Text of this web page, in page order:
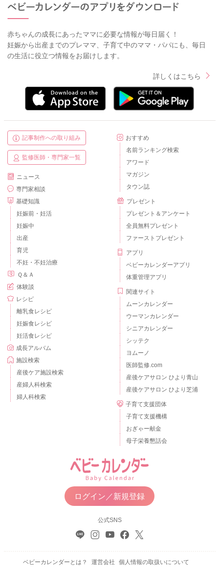
赤ちゃんの成長にあったママに必要な情報が毎日届く！
妊娠から出産までのプレママ、子育て中のママ・パパにも、毎日
の生活に役立つ情報をお届けします。
詳しくはこちら
記事制作への取り組み
監修医師・専門家一覧
ニュース
専門家相談
基礎知識
妊娠前・妊活
妊娠中
出産
育児
不妊・不妊治療
Ｑ＆Ａ
体験談
レシピ
離乳食レシピ
妊娠食レシピ
妊活食レシピ
成長アルバム
施設検索
産後ケア施設検索
産婦人科検索
婦人科検索
おすすめ
名前ランキング検索
アワード
マガジン
タウン誌
プレゼント
プレゼント＆アンケート
全員無料プレゼント
ファーストプレゼント
アプリ
ベビーカレンダーアプリ
体重管理アプリ
関連サイト
ムーンカレンダー
ウーマンカレンダー
シニアカレンダー
シッテク
ヨムーノ
医師監修.com
産後ケアサロン ひより青山
産後ケアサロン ひより芝浦
子育て支援団体
子育て支援機構
おぎゃー献金
母子栄養懇話会
ログイン／新規登録
公式SNS
ベビーカレンダーとは？ 運営会社 個人情報の取扱いについて